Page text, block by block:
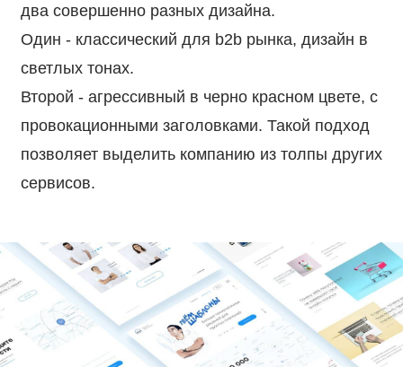
два совершенно разных дизайна.
Один - классический для b2b рынка, дизайн в
светлых тонах.
Второй - агрессивный в черно красном цвете, с
провокационными заголовками. Такой подход
позволяет выделить компанию из толпы других
сервисов.